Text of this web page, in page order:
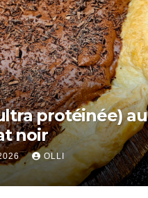
protéinée) au
noir
OLLI